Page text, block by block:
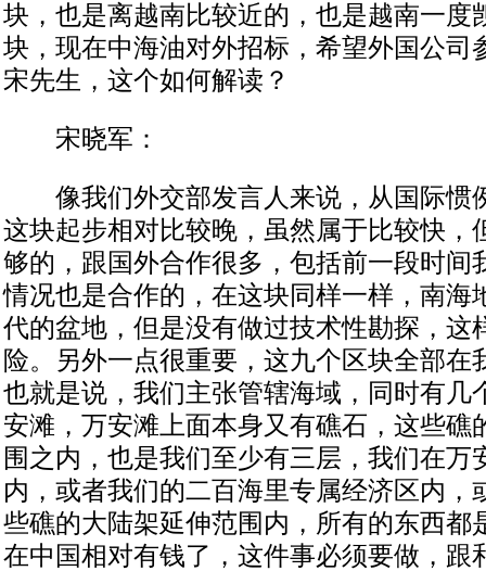
块，也是离越南比较近的，也是越南一度
块，现在中海油对外招标，希望外国公司
宋先生，这个如何解读？
宋晓军：
像我们外交部发言人来说，从国际惯
这块起步相对比较晚，虽然属于比较快，
够的，跟国外合作很多，包括前一段时间
情况也是合作的，在这块同样一样，南海
代的盆地，但是没有做过技术性勘探，这
险。另外一点很重要，这九个区块全部在
也就是说，我们主张管辖海域，同时有几
安滩，万安滩上面本身又有礁石，这些礁
围之内，也是我们至少有三层，我们在万
内，或者我们的二百海里专属经济区内，
些礁的大陆架延伸范围内，所有的东西都
在中国相对有钱了，这件事必须要做，跟